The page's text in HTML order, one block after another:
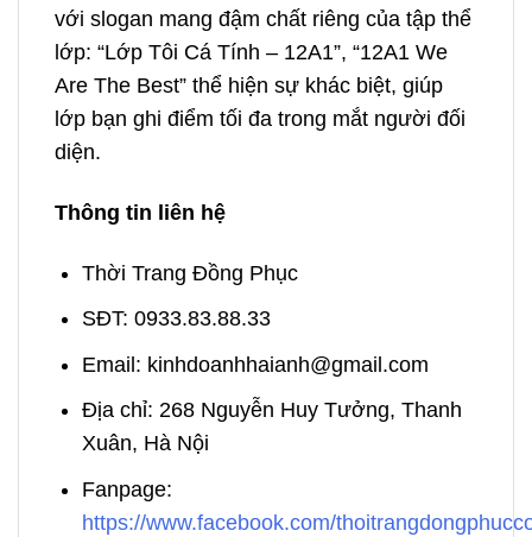
với slogan mang đậm chất riêng của tập thể
lớp: “Lớp Tôi Cá Tính – 12A1”, “12A1 We
Are The Best” thể hiện sự khác biệt, giúp
lớp bạn ghi điểm tối đa trong mắt người đối
diện.
Thông tin liên hệ
Thời Trang Đồng Phục
SĐT: 0933.83.88.33
Email: kinhdoanhhaianh@gmail.com
Địa chỉ: 268 Nguyễn Huy Tưởng, Thanh
Xuân, Hà Nội
Fanpage:
https://www.facebook.com/